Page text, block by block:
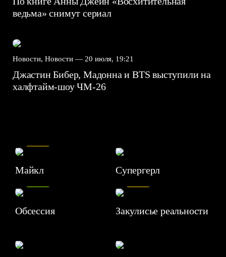
ведьма» снимут сериал
Новости, Новости — 20 июля, 19:21
Джастин Бибер, Мадонна и BTS выступили на
халфтайм-шоу ЧМ-26
Майкл Супергерл
Обсессия
7.1
Закулисье реальности